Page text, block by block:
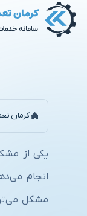
کرمان
یکی از
انجام
مشکل